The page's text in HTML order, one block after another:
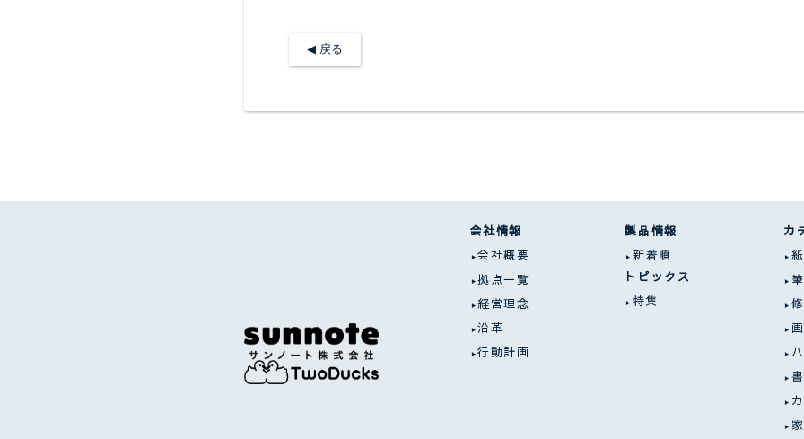
◀︎ 戻る
会社情報
会社概要
拠点一覧
経営理念
沿革
行動計画
製品情報
新着順
トピックス
特集
カ